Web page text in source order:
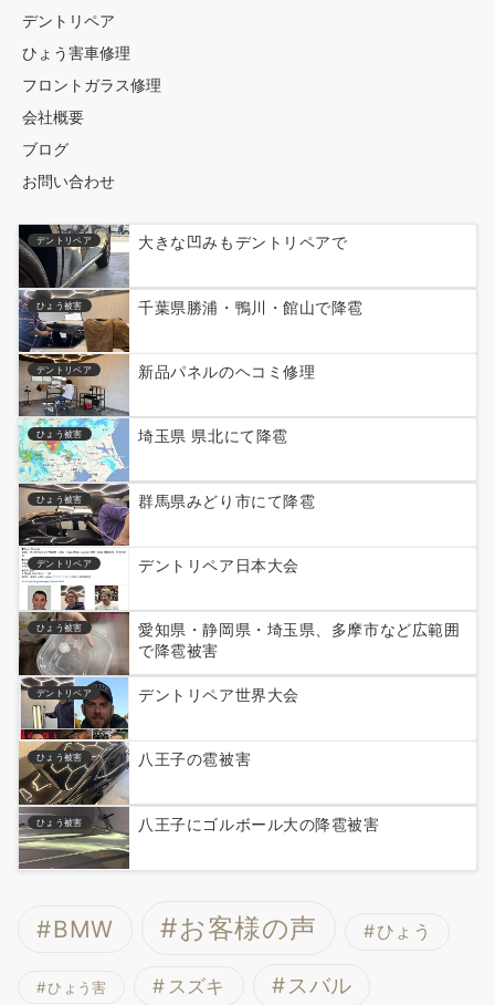
デントリペア
ひょう害車修理
フロントガラス修理
会社概要
ブログ
お問い合わせ
デントリペア 大きな凹みもデントリペアで
ひょう被害 千葉県勝浦・鴨川・館山で降雹
デントリペア 新品パネルのヘコミ修理
ひょう被害 埼玉県 県北にて降雹
ひょう被害 群馬県みどり市にて降雹
デントリペア デントリペア日本大会
ひょう被害
愛知県・静岡県・埼玉県、多摩市など広範囲
で降雹被害
デントリペア デントリペア世界大会
ひょう被害 八王子の雹被害
ひょう被害 八王子にゴルボール大の降雹被害
BMW お客様の声 ひょう
ひょう害 スズキ スバル